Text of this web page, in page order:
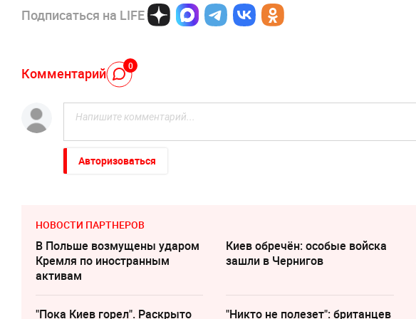
Подписаться на LIFE
Комментарий 0
Авторизоваться
НОВОСТИ ПАРТНЕРОВ
В Польше возмущены ударом
Кремля по иностранным
активам
Киев обречён: особые войска
зашли в Чернигов
"Пока Киев горел". Раскрыто "Никто не полезет": британцев